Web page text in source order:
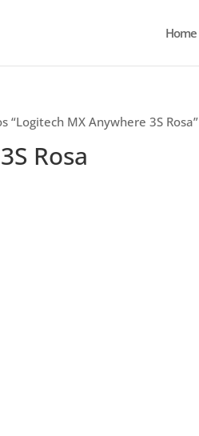
Home
MX Anywhere 3S Rosa”
Rosa